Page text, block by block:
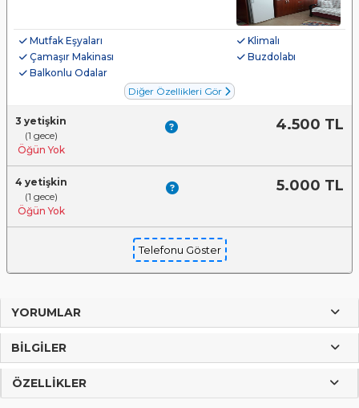
Mutfak Eşyaları
Klimalı
Çamaşır Makinası
Buzdolabı
Balkonlu Odalar
Diğer Özellikleri Gör
3 yetişkin
(1 gece)
Öğün Yok
4.500 TL
4 yetişkin
(1 gece)
Öğün Yok
5.000 TL
Telefonu Göster
YORUMLAR
BILGILER
ÖZELLIKLER